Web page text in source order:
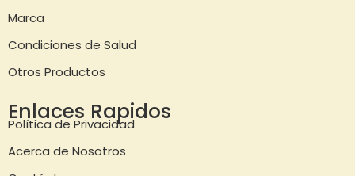
Marca
Condiciones de Salud
Otros Productos
Enlaces Rapidos
Política de Privacidad
Acerca de Nosotros